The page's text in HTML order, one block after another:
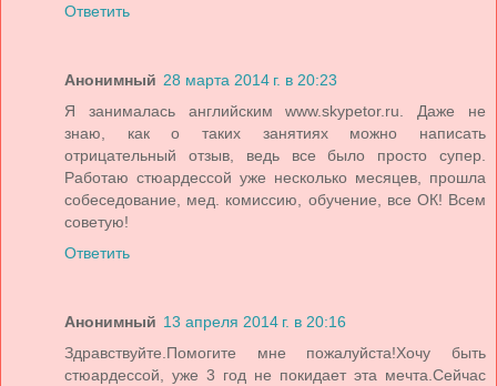
Ответить
Анонимный 28 марта 2014 г. в 20:23
Я занималась английским www.skypetor.ru. Даже не
знаю, как о таких занятиях можно написать
отрицательный отзыв, ведь все было просто супер.
Работаю стюардессой уже несколько месяцев, прошла
собеседование, мед. комиссию, обучение, все ОК! Всем
советую!
Ответить
Анонимный 13 апреля 2014 г. в 20:16
Здравствуйте.Помогите мне пожалуйста!Хочу быть
стюардессой, уже 3 год не покидает эта мечта.Сейчас